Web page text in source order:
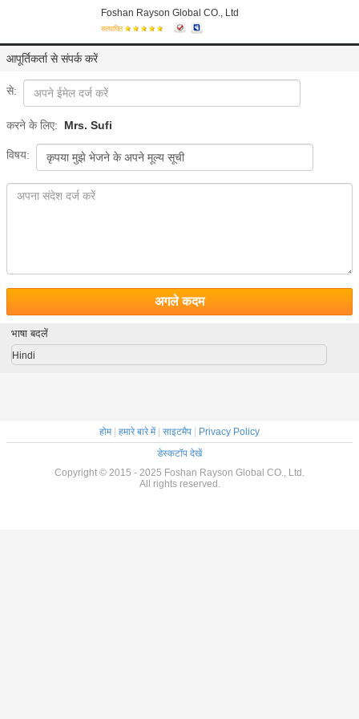
Foshan Rayson Global CO., Ltd
सत्यापित
आपूर्तिकर्ता से संपर्क करें
से:
करने के लिए: Mrs. Sufi
विषय:
अगले कदम
भाषा बदलें
Hindi
होम| हमारे बारे में| साइटमैप
Privacy Policy
डेस्कटॉप देखें
Copyright © 2015 - 2025 Foshan Rayson Global CO., Ltd.
All rights reserved.